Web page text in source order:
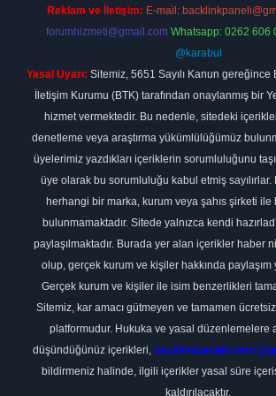
Reklam ve İletişim: E-mail:
forumhizmeti@gmail.com Whatsapp: 0262 606
@karabul
Yasal Uyarı: Sitemiz, 5651 Sayılı Kanun
İletişim Kurumu (BTK) tarafından onaylanmış bir
hizmet vermektedir. Bu nedenle, sitedeki
denetleme veya araştırma yükümlülüğümüz
üyelerimiz yazdıkları içeriklerin sorumluluğunu
üye olarak bu sorumluluğu kabul etmiş sayılırlar.
herhangi bir marka, kurum veya şahıs şirketi ile
bulunmamaktadır. Sitede yalnızca kendi
paylaşılmaktadır. Burada yer alan içerikler haber
olup, gerçek kurum ve kişiler hakkında paylaşım
Gerçek kurum ve kişiler ile isim benzerlikleri
Sitemiz, kar amacı gütmeyen ve tamamen
platformudur. Hukuka ve yasal düzenlemelere
düşündüğünüz içerikleri,
bildirmeniz halinde, ilgili içerikler yasal süre
kaldırılacaktır.